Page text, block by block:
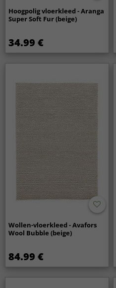
Hoogpolig vloerkleed - Aranga
Super Soft Fur (beige)
34.99 €
Wollen-vloerkleed - Avafors
Wool Bubble (beige)
84.99 €